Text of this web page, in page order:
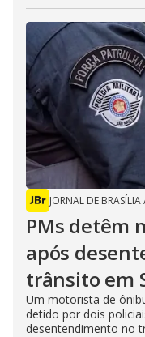
JORNAL DE BRASÍLIA
PMs detêm
após
trânsito em
Um motorista de
detido por dois
desentendimento no